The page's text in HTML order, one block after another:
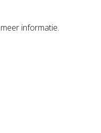
informatie.